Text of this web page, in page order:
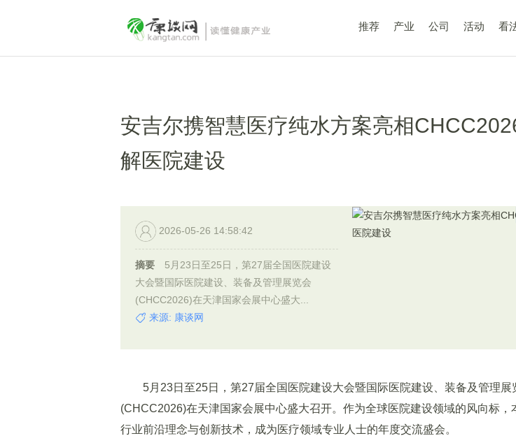
推荐 产业 公司 活动 看
安吉尔携智慧医疗纯水方案亮相
解医院建设
2026-05-26 14:58:42
摘要
5月23日至25日，第27届全国医院建设
大会暨国际医院建设、装备及管理展览会
(CHCC2026)在天津国家会展中心盛大...
来源: 康谈网
5月23日至25日，第27届全国医院建设大会暨国际医院建设、装备及管理展
(CHCC2026)在天津国家会展中心盛大召开。作为全球医院建设领域的风向标，
行业前沿理念与创新技术，成为医疗领域专业人士的年度交流盛会。